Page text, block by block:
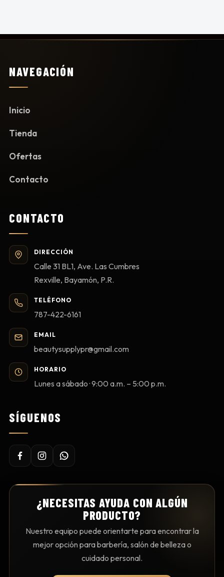
NAVEGACIÓN
Inicio
Tienda
Ofertas
Contacto
CONTACTO
DIRECCIÓN
Calle 31 BL1, Ave. Las Cumbres
Rexville, Bayamón, P.R.
TELÉFONO
787-422-6161
EMAIL
beautysupplypr@gmail.com
HORARIO
Lunes a sábado · 9:00 a.m. – 5:00 p.m.
SÍGUENOS
¿NECESITAS AYUDA CON ALGÚN
PRODUCTO?
Nuestro equipo puede orientarte para encontrar la
mejor opción para barbería, salón de belleza o
cuidado personal.